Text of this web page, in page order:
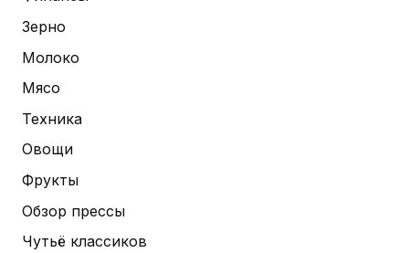
Зерно
Молоко
Мясо
Техника
Овощи
Фрукты
Обзор прессы
Чутьё классиков